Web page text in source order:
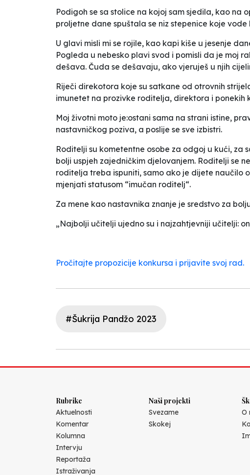
Podigoh se sa stolice na kojoj sam sjedila, kao
proljetne dane spuštala se niz stepenice koje
U glavi misli mi se rojile, kao kapi kiše u jesenje
Pogleda u nebesko plavi svod i pomisli da je moj
dešava. Čuda se dešavaju, ako vjeruješ u njih
Riječi direkotora koje su satkane od otrovnih
imunetet na prozivke roditelja, direktora i ponekih
Moj životni moto je:ostani sama na strani istine,
nastavničkog poziva, a poslije se sve izbistri.
Roditelji su kometentne osobe za odgoj u kući, za
bolji uspjeh zajedničkim djelovanjem. Roditelji se
roditelja treba ispuniti, samo ako je dijete naučilo
mjenjati statusom “imučan roditelj“.
Za mene kao nastavnika znanje je sredstvo za
„Najbolji učitelji ujedno su i najzahtjevniji učitelji:
Pročitajte propozicije konkursa i prijavite svoj rad.
#Šukrija Pandžo 2023
Rubrike
Aktuelnosti
Komentar
Kolumna
Intervju
Reportaža
Istraživanja
Naši projekti
Svezame
Skokej
O